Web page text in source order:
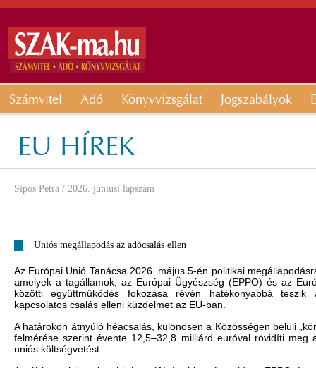
Számvitel Adó Könyvvizsgálat Jogszabályok
EU HÍREK
Sipos Petra / 2026. júniusi lapszám
Uniós megállapodás az adócsalás ellen
Az Európai Unió Tanácsa 2026. május 5-én politikai
amelyek a tagállamok, az Európai Ügyészség (EPPO) és az
közötti együttműködés fokozása révén hatékonyabbá teszik
kapcsolatos csalás elleni küzdelmet az EU-ban.
A határokon átnyúló héacsalás, különösen a Közösségen belüli
felmérése szerint évente 12,5–32,8 milliárd euróval rövidíti meg
uniós költségvetést.